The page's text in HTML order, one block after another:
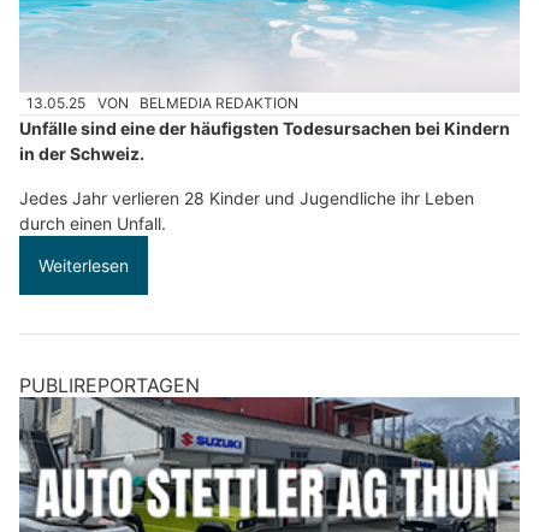
13.05.25 VON BELMEDIA REDAKTION
Unfälle sind eine der häufigsten Todesursachen bei Kindern
in der Schweiz.
Jedes Jahr verlieren 28 Kinder und Jugendliche ihr Leben
durch einen Unfall.
Weiterlesen
PUBLIREPORTAGEN